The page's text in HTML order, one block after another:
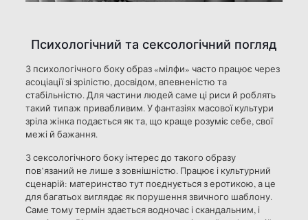
Психологічний та сексологічний погляд
З психологічного боку образ «мілфи» часто працює через
асоціації зі зрілістю, досвідом, впевненістю та
стабільністю. Для частини людей саме ці риси й роблять
такий типаж привабливим. У фантазіях масової культури
зріла жінка подається як та, що краще розуміє себе, свої
межі й бажання.
З сексологічного боку інтерес до такого образу
пов’язаний не лише з зовнішністю. Працює і культурний
сценарій: материнство тут поєднується з еротикою, а це
для багатьох виглядає як порушення звичного шаблону.
Саме тому термін здається водночас і скандальним, і